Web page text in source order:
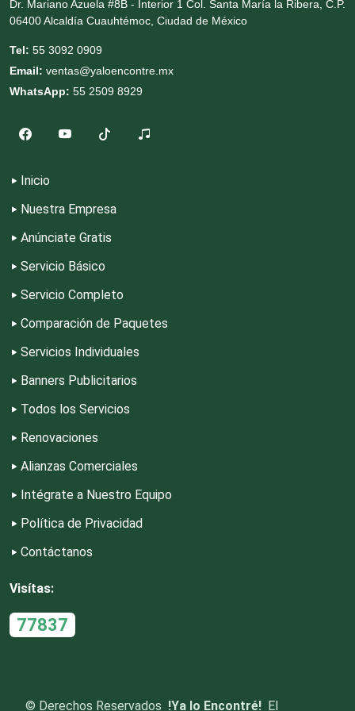
Decoración de Interiores
Dentistas
Deportes
Dermatólogos
Dulcerías
Edecanes
Editores
Electricidad y Plomería
Elevadores y Ascensores
Dr. Mariano Azuela #8B - Interior 1 Col. Santa María la Ribera, C.P.
06400 Alcaldía Cuauhtémoc, Ciudad de México
Tel: 55 3092 0909
Email: ventas@yaloencontre.mx
WhatsApp: 55 2509 8929
Inicio
Nuestra Empresa
Anúnciate Gratis
Servicio Básico
Servicio Completo
Comparación de Paquetes
Servicios Individuales
Banners Publicitarios
Todos los Servicios
Renovaciones
Alianzas Comerciales
Intégrate a Nuestro Equipo
Política de Privacidad
Contáctanos
Visítas:
77837
© Derechos Reservados !Ya lo Encontré! El